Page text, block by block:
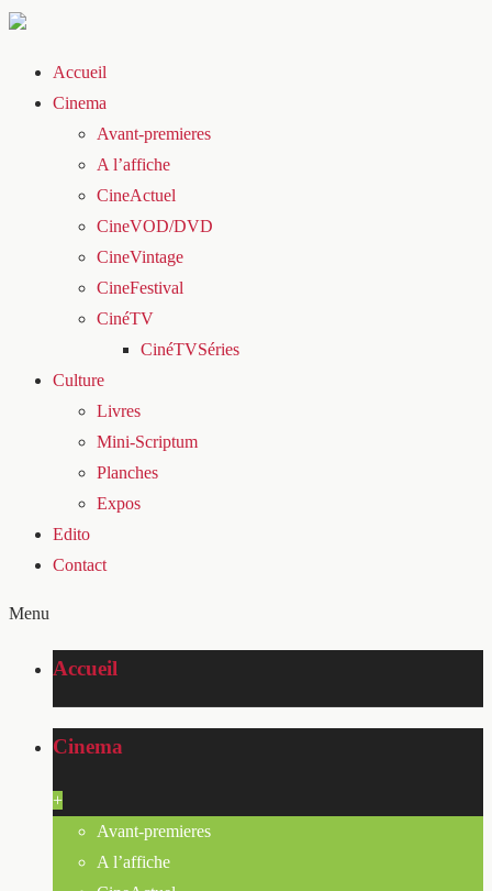
Accueil
Cinema
Avant-premieres
A l’affiche
CineActuel
CineVOD/DVD
CineVintage
CineFestival
CinéTV
CinéTVSéries
Culture
Livres
Mini-Scriptum
Planches
Expos
Edito
Contact
Menu
Accueil
Cinema
+
Avant-premieres
A l’affiche